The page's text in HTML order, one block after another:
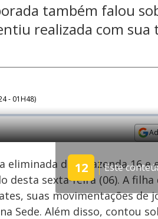
também falou
realizada com
- 01H48)
12 Este
de A Fazenda 16
desta sexta-feira (06). A
suas movimentações de
Sede. Além disso, contou